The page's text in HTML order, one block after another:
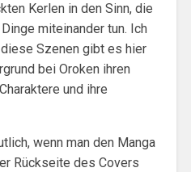
Kerlen in den Sinn, die
miteinander tun. Ich
Szenen gibt es hier
bei Oroken ihren
und ihre
wenn man den Manga
Rückseite des Covers